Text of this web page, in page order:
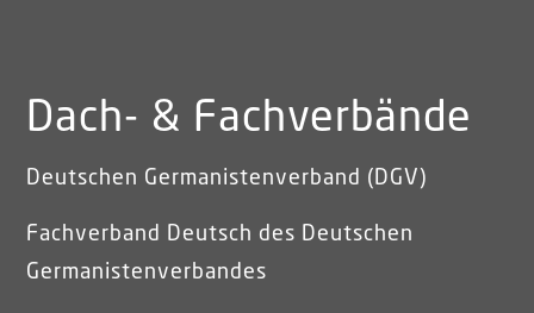
Dach- & Fachverbände
Deutschen Germanistenverband (DGV)
Fachverband Deutsch des Deutschen
Germanistenverbandes